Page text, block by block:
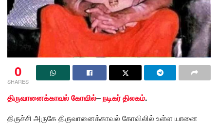
0
SHARES
திருவானைக்காவல் கோவில்–நடிகர் திலகம்.
திருச்சி அருகே திருவானைக்காவல் கோவிலில் உள்ள யானை